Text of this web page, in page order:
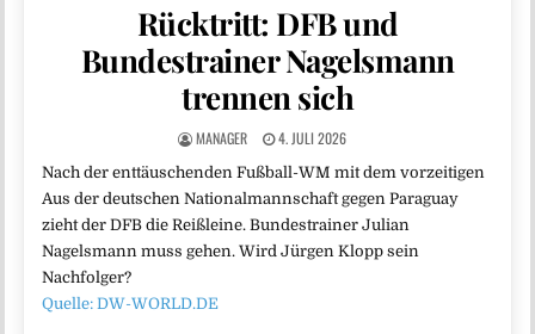
Rücktritt: DFB und
Bundestrainer Nagelsmann
trennen sich
MANAGER 4. JULI 2026
Nach der enttäuschenden Fußball-WM mit dem vorzeitigen
Aus der deutschen Nationalmannschaft gegen Paraguay
zieht der DFB die Reißleine. Bundestrainer Julian
Nagelsmann muss gehen. Wird Jürgen Klopp sein
Nachfolger?
Quelle: DW-WORLD.DE